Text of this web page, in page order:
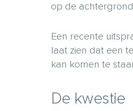
op de
Een recente
laat zien dat een
kan komen te
De kwestie